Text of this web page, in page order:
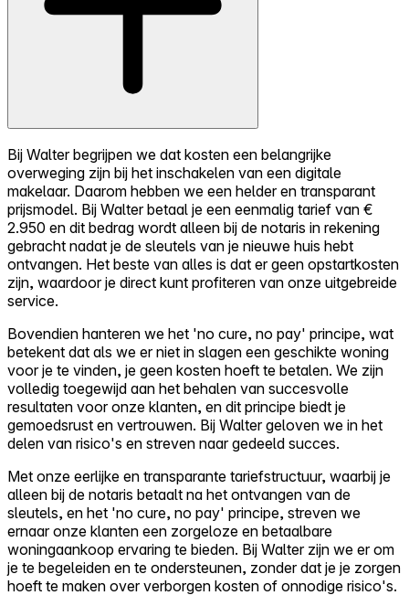
Bij Walter begrijpen we dat kosten een belangrijke
overweging zijn bij het inschakelen van een digitale
makelaar. Daarom hebben we een helder en transparant
prijsmodel. Bij Walter betaal je een eenmalig tarief van €
2.950 en dit bedrag wordt alleen bij de notaris in rekening
gebracht nadat je de sleutels van je nieuwe huis hebt
ontvangen. Het beste van alles is dat er geen opstartkosten
zijn, waardoor je direct kunt profiteren van onze uitgebreide
service.
Bovendien hanteren we het 'no cure, no pay' principe, wat
betekent dat als we er niet in slagen een geschikte woning
voor je te vinden, je geen kosten hoeft te betalen. We zijn
volledig toegewijd aan het behalen van succesvolle
resultaten voor onze klanten, en dit principe biedt je
gemoedsrust en vertrouwen. Bij Walter geloven we in het
delen van risico's en streven naar gedeeld succes.
Met onze eerlijke en transparante tariefstructuur, waarbij je
alleen bij de notaris betaalt na het ontvangen van de
sleutels, en het 'no cure, no pay' principe, streven we
ernaar onze klanten een zorgeloze en betaalbare
woningaankoop ervaring te bieden. Bij Walter zijn we er om
je te begeleiden en te ondersteunen, zonder dat je je zorgen
hoeft te maken over verborgen kosten of onnodige risico's.